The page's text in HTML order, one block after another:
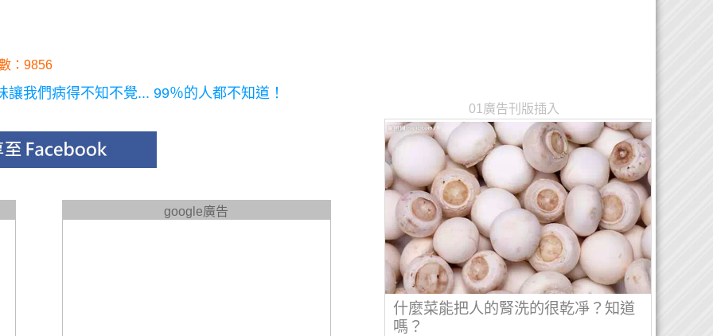
：9856
我們病得不知不覺... 99％的人都不知道！
google廣告
01廣告刊版插入
什麼菜能把人的腎洗的很乾凈？知道
嗎？